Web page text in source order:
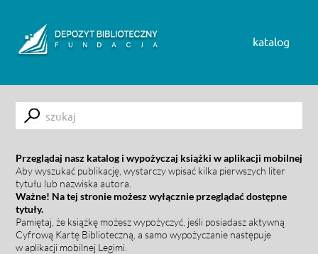
katalog
Submit
Przeglądaj nasz katalog i wypożyczaj książki w aplikacji mobilnej
Aby wyszukać publikację, wystarczy wpisać kilka pierwszych liter
tytułu lub nazwiska autora.
Ważne! Na tej stronie możesz wyłącznie przeglądać dostępne
tytuły.
Pamiętaj, że książkę możesz wypożyczyć, jeśli posiadasz aktywną
Cyfrową Kartę Biblioteczną, a samo wypożyczanie następuje
w aplikacji mobilnej Legimi.